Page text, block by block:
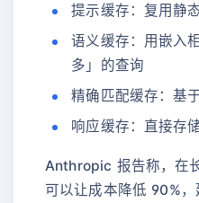
提示缓存：复用静
语义缓存：用嵌入
多」的查询
精确匹配缓存：基
响应缓存：直接存
Anthropic 报告称，在
可以让成本降低 90%